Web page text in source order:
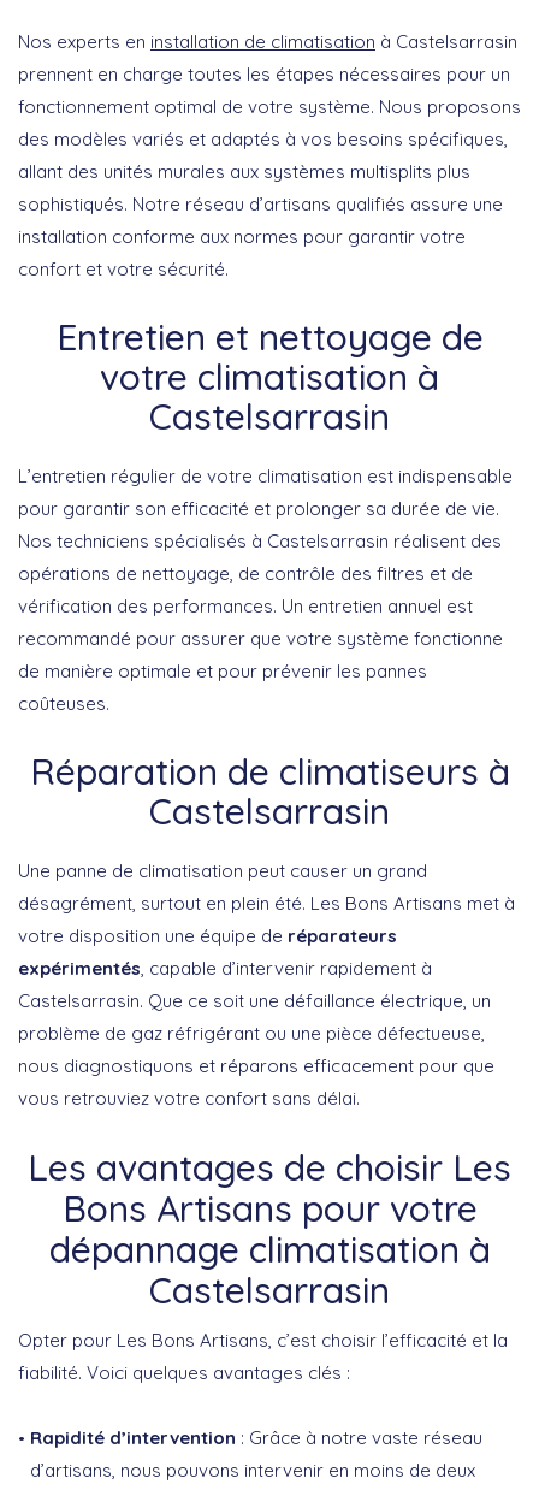
Nos experts en installation de climatisation à Castelsarrasin
prennent en charge toutes les étapes nécessaires pour un
fonctionnement optimal de votre système. Nous proposons
des modèles variés et adaptés à vos besoins spécifiques,
allant des unités murales aux systèmes multisplits plus
sophistiqués. Notre réseau d’artisans qualifiés assure une
installation conforme aux normes pour garantir votre
confort et votre sécurité.
Entretien et nettoyage de
votre climatisation à
Castelsarrasin
L’entretien régulier de votre climatisation est indispensable
pour garantir son efficacité et prolonger sa durée de vie.
Nos techniciens spécialisés à Castelsarrasin réalisent des
opérations de nettoyage, de contrôle des filtres et de
vérification des performances. Un entretien annuel est
recommandé pour assurer que votre système fonctionne
de manière optimale et pour prévenir les pannes
coûteuses.
Réparation de climatiseurs à
Castelsarrasin
Une panne de climatisation peut causer un grand
désagrément, surtout en plein été. Les Bons Artisans met à
votre disposition une équipe de réparateurs
expérimentés , capable d’intervenir rapidement à
Castelsarrasin. Que ce soit une défaillance électrique, un
problème de gaz réfrigérant ou une pièce défectueuse,
nous diagnostiquons et réparons efficacement pour que
vous retrouviez votre confort sans délai.
Les avantages de choisir Les
Bons Artisans pour votre
dépannage climatisation à
Castelsarrasin
Opter pour Les Bons Artisans, c’est choisir l’efficacité et la
fiabilité. Voici quelques avantages clés :
Rapidité d’intervention : Grâce à notre vaste réseau
d’artisans, nous pouvons intervenir en moins de deux